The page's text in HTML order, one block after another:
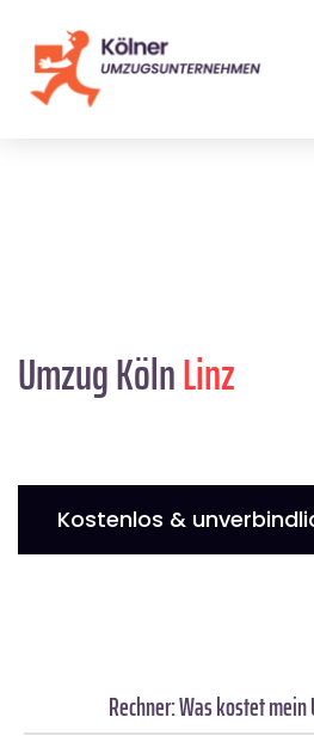
Umzug KölnLinz
Kostenlos &
Rechner: Was kostet mein